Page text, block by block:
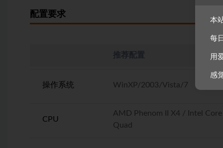
配置要求
操作系统
CPU
推荐配置
WinXP/2003/Vista/7
AMD Phenom II X4 / Intel
Quad
本
每
用
感